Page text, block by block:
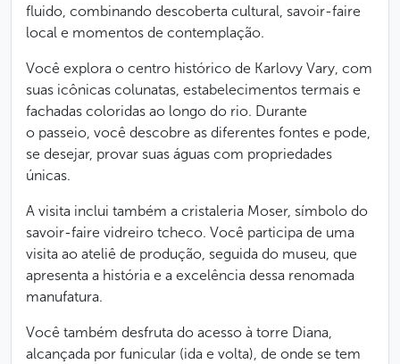
fluido, combinando descoberta cultural, savoir-faire
local e momentos de contemplação.
Você explora o centro histórico de Karlovy Vary, com
suas icônicas colunatas, estabelecimentos termais e
fachadas coloridas ao longo do rio. Durante
o passeio, você descobre as diferentes fontes e pode,
se desejar, provar suas águas com propriedades
únicas.
A visita inclui também a cristaleria Moser, símbolo do
savoir-faire vidreiro tcheco. Você participa de uma
visita ao ateliê de produção, seguida do museu, que
apresenta a história e a excelência dessa renomada
manufatura.
Você também desfruta do acesso à torre Diana,
alcançada por funicular (ida e volta), de onde se tem